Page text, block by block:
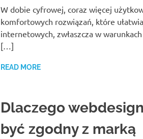
W dobie cyfrowej, coraz więcej
komfortowych rozwiązań, które
internetowych, zwłaszcza w
[…]
READ MORE
Dlaczego
być zgodny z marką